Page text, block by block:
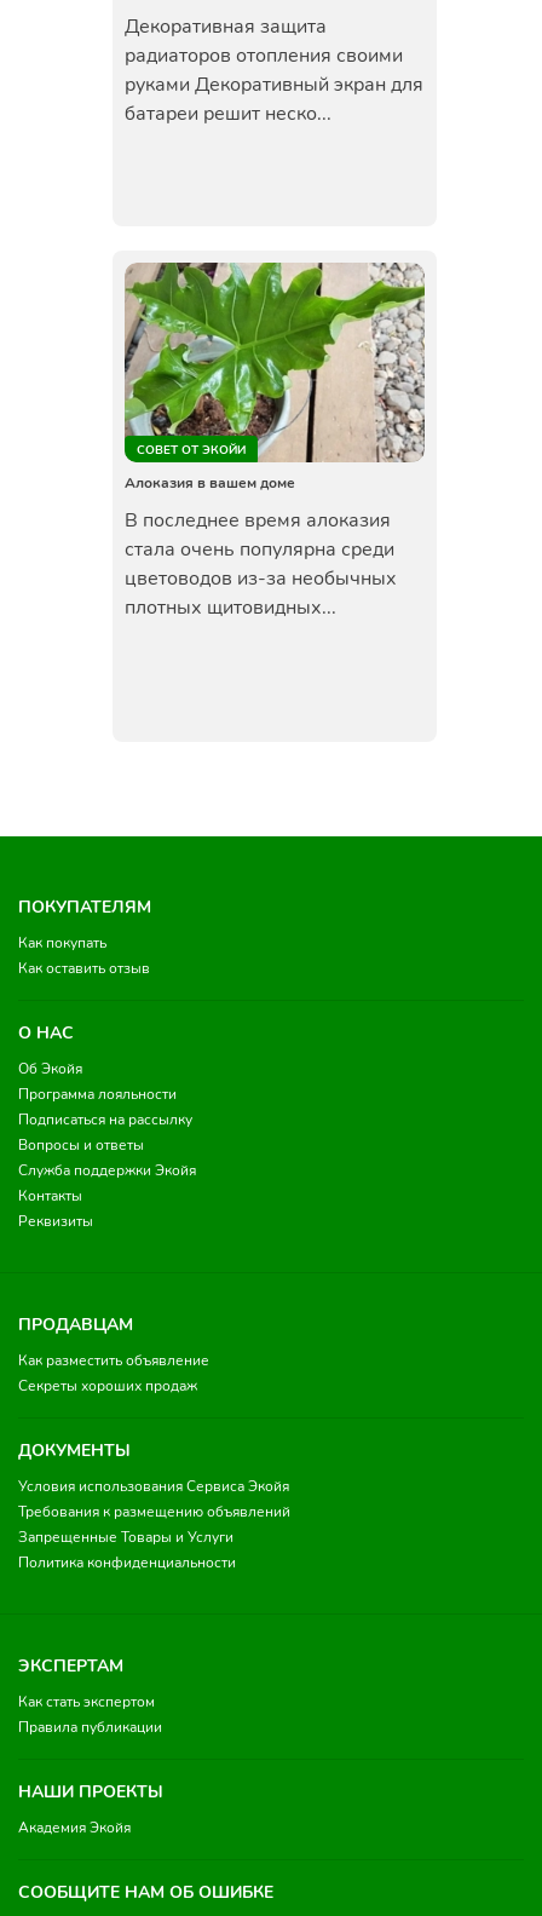
Декоративная защита
радиаторов отопления своими
руками Декоративный экран для
батареи решит неско...
СОВЕТ ОТ ЭКОЙИ
Алоказия в вашем доме
В последнее время алоказия
стала очень популярна среди
цветоводов из-за необычных
плотных щитовидных...
ПОКУПАТЕЛЯМ
Как покупать
Как оставить отзыв
О НАС
Об Экойя
Программа лояльности
Подписаться на рассылку
Вопросы и ответы
Служба поддержки Экойя
Контакты
Реквизиты
ПРОДАВЦАМ
Как разместить объявление
Секреты хороших продаж
ДОКУМЕНТЫ
Условия использования Сервиса Экойя
Требования к размещению объявлений
Запрещенные Товары и Услуги
Политика конфиденциальности
ЭКСПЕРТАМ
Как стать экспертом
Правила публикации
НАШИ ПРОЕКТЫ
Академия Экойя
СООБЩИТЕ НАМ ОБ ОШИБКЕ